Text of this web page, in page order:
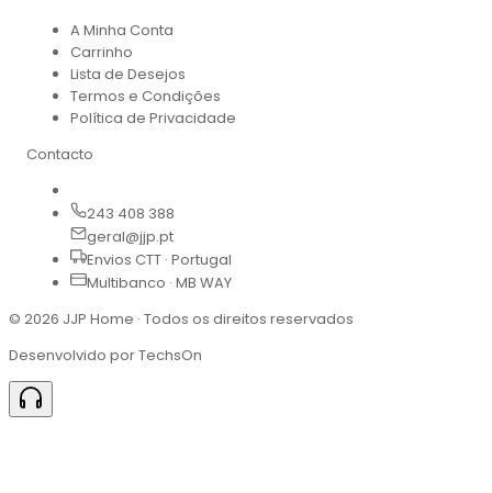
A Minha Conta
Carrinho
Lista de Desejos
Termos e Condições
Política de Privacidade
Contacto
243 408 388
geral@jjp.pt
Envios CTT · Portugal
Multibanco · MB WAY
© 2026 JJP Home · Todos os direitos reservados
Desenvolvido por TechsOn